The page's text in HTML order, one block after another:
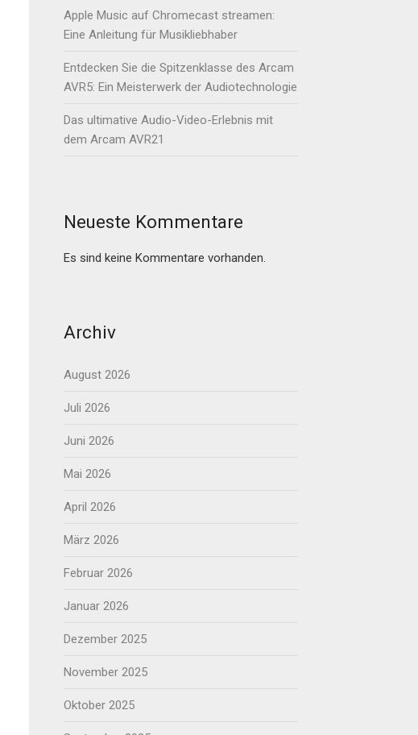
Apple Music auf Chromecast streamen:
Eine Anleitung für Musikliebhaber
Entdecken Sie die Spitzenklasse des Arcam
AVR5: Ein Meisterwerk der Audiotechnologie
Das ultimative Audio-Video-Erlebnis mit
dem Arcam AVR21
Neueste Kommentare
Es sind keine Kommentare vorhanden.
Archiv
August 2026
Juli 2026
Juni 2026
Mai 2026
April 2026
März 2026
Februar 2026
Januar 2026
Dezember 2025
November 2025
Oktober 2025